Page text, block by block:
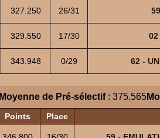
327.250 26/31
329.550 17/30 02
343.948 0/29 62 -
Moyenne de Pré-sélectif: 375.565
Points Place